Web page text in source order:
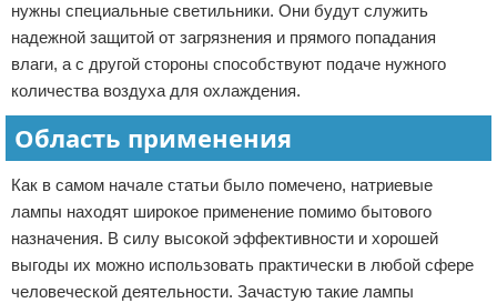
нужны специальные светильники. Они будут служить
надежной защитой от загрязнения и прямого попадания
влаги, а с другой стороны способствуют подаче нужного
количества воздуха для охлаждения.
Область применения
Как в самом начале статьи было помечено, натриевые
лампы находят широкое применение помимо бытового
назначения. В силу высокой эффективности и хорошей
выгоды их можно использовать практически в любой сфере
человеческой деятельности. Зачастую такие лампы